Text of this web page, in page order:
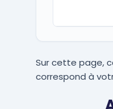
Sur cette page,
correspond à